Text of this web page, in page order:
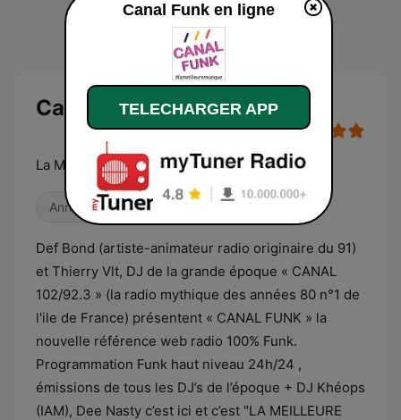
Canal Funk
La Meilleure Funk
Années 80 R&B / Soul
Def Bond (artiste-animateur radio originaire du 91)
et Thierry Vlt, DJ de la grande époque « CANAL
102/92.3 » (la radio mythique des années 80 n°1 de
l'ile de France) présentent « CANAL FUNK » la
nouvelle référence web radio 100% Funk.
Programmation Funk haut niveau 24h/24 ,
émissions de tous les DJ’s de l’époque + DJ Khéops
(IAM), Dee Nasty c’est ici et c’est "LA MEILLEURE
Canal Funk en ligne
TELECHARGER APP